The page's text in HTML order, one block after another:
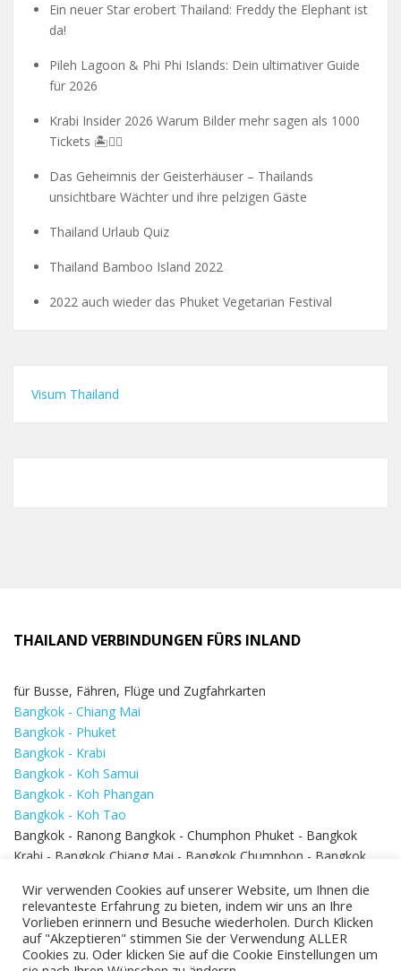
Ein neuer Star erobert Thailand: Freddy the Elephant ist
da!
Pileh Lagoon & Phi Phi Islands: Dein ultimativer Guide
für 2026
Krabi Insider 2026 Warum Bilder mehr sagen als 1000
Tickets 🏝️🧗‍♂️
Das Geheimnis der Geisterhäuser – Thailands
unsichtbare Wächter und ihre pelzigen Gäste
Thailand Urlaub Quiz
Thailand Bamboo Island 2022
2022 auch wieder das Phuket Vegetarian Festival
Visum Thailand
THAILAND VERBINDUNGEN FÜRS INLAND
für Busse, Fähren, Flüge und Zugfahrkarten
Bangkok - Chiang Mai
Bangkok - Phuket
Bangkok - Krabi
Bangkok - Koh Samui
Bangkok - Koh Phangan
Bangkok - Koh Tao
Bangkok - Ranong Bangkok - Chumphon Phuket - Bangkok
Krabi - Bangkok Chiang Mai - Bangkok Chumphon - Bangkok
Bangkok - Hua Hin
Wir verwenden Cookies auf unserer Website, um Ihnen die
relevanteste Erfahrung zu bieten, indem wir uns an Ihre
Vorlieben erinnern und Besuche wiederholen. Durch Klicken
auf "Akzeptieren" stimmen Sie der Verwendung ALLER
Cookies zu. Oder klicken Sie auf die Cookie Einstellungen um